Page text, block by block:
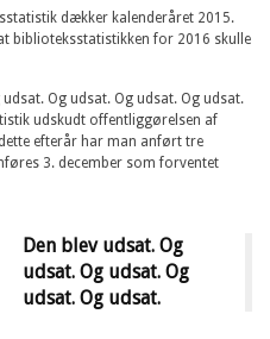
dækker kalenderåret 2015.
biblioteksstatistikken for 2016 skulle
Og udsat. Og udsat. Og udsat.
udskudt offentliggørelsen af
efterår har man anført tre
3. december som forventet
Den blev udsat. Og
udsat. Og udsat. Og
udsat. Og udsat.